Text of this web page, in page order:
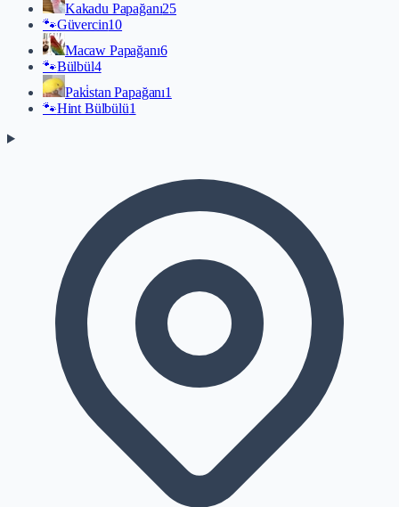
Kakadu Papağanı25
🐾Güvercin10
Macaw Papağanı6
🐾Bülbül4
Paki̇stan Papağanı1
🐾Hint Bülbülü1